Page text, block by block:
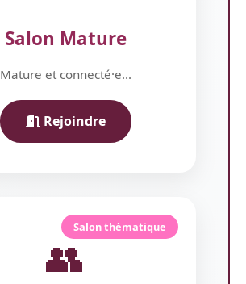
Salon Mature
Mature et connecté·e...
Rejoindre
Salon thématique
👥